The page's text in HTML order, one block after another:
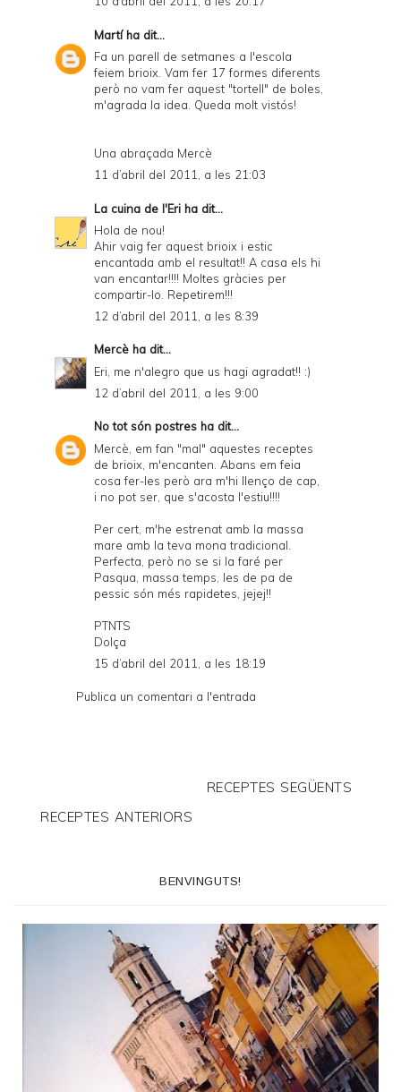
Martíha dit...
Fa un parell de setmanes a l'escola
feiem brioix. Vam fer 17 formes diferents
però no vam fer aquest "tortell" de boles,
m'agrada la idea. Queda molt vistós!
Una abraçada Mercè
11 d’abril del 2011, a les 21:03
La cuina de l'Eri ha dit...
Hola de nou!
Ahir vaig fer aquest brioix i estic
encantada amb el resultat!! A casa els hi
van encantar!!!! Moltes gràcies per
compartir-lo. Repetirem!!!
12 d’abril del 2011, a les 8:39
Mercè ha dit...
Eri, me n'alegro que us hagi agradat!! :)
12 d’abril del 2011, a les 9:00
No tot són postres ha dit...
Mercè, em fan "mal" aquestes receptes
de brioix, m'encanten. Abans em feia
cosa fer-les però ara m'hi llenço de cap,
i no pot ser, que s'acosta l'estiu!!!!
Per cert, m'he estrenat amb la massa
mare amb la teva mona tradicional.
Perfecta, però no se si la faré per
Pasqua, massa temps, les de pa de
pessic són més rapidetes, jejej!!
PTNTS
Dolça
15 d’abril del 2011, a les 18:19
Publica un comentari a l'entrada
RECEPTES SEGÜENTS
RECEPTES ANTERIORS
BENVINGUTS!